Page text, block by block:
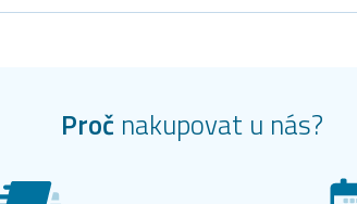
Proč nakupovat u nás?